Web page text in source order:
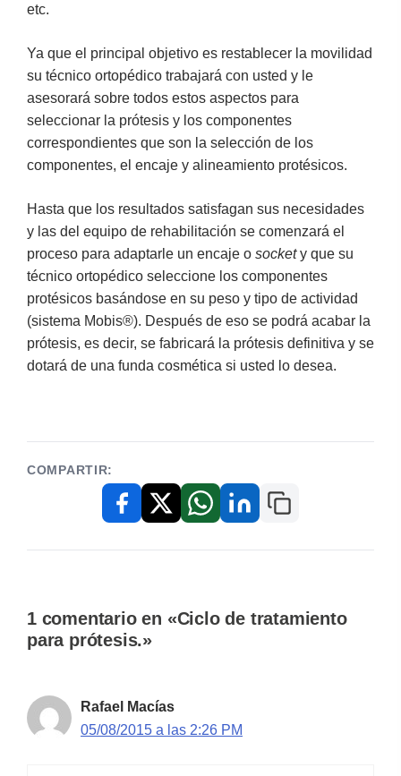
etc.
Ya que el principal objetivo es restablecer la movilidad
su técnico ortopédico trabajará con usted y le
asesorará sobre todos estos aspectos para
seleccionar la prótesis y los componentes
correspondientes que son la selección de los
componentes, el encaje y alineamiento protésicos.
Hasta que los resultados satisfagan sus necesidades
y las del equipo de rehabilitación se comenzará el
proceso para adaptarle un encaje o sockety que su
técnico ortopédico seleccione los componentes
protésicos basándose en su peso y tipo de actividad
(sistema Mobis®). Después de eso se podrá acabar la
prótesis, es decir, se fabricará la prótesis definitiva y se
dotará de una funda cosmética si usted lo desea.
COMPARTIR:
FacebookX / TwitterWhatsAppLinkedInCopiar enlace
1 comentario en «Ciclo de tratamiento
para prótesis.»
Rafael Macías
05/08/2015 a las 2:26 PM